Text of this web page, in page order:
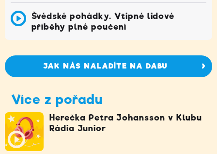
Švédské pohádky. Vtipné lidové
příběhy plné poučení
JAK NÁS NALADÍTE NA DABU
Více z pořadu
Herečka Petra Johansson v Klubu
Rádia Junior